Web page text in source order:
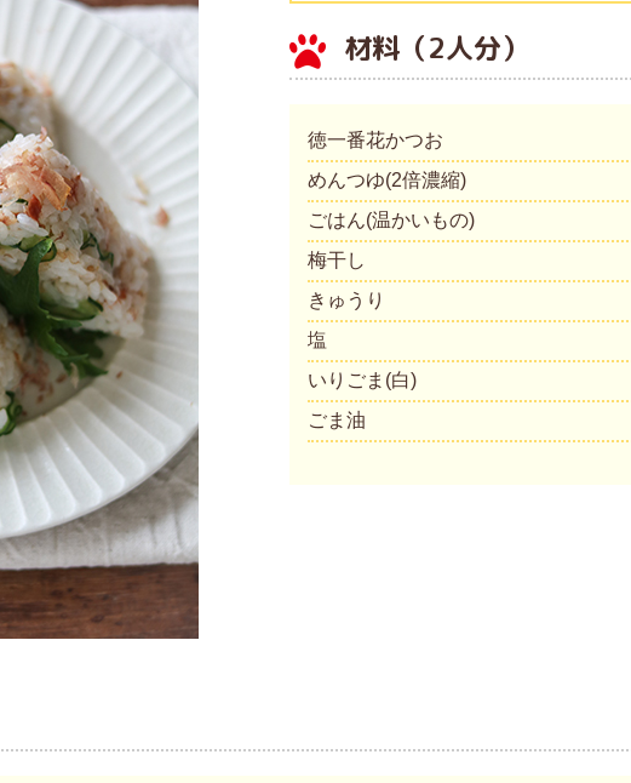
材料（2人分）
徳一番花かつお
めんつゆ(2倍濃縮)
ごはん(温かいもの)
梅干し
きゅうり
塩
いりごま(白)
ごま油